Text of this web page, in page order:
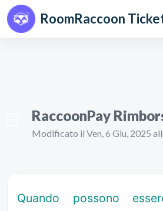
Salta al contenuto principale
RaccoonPay
Modificato il Ven, 6 Giu, 2025
Quando possono